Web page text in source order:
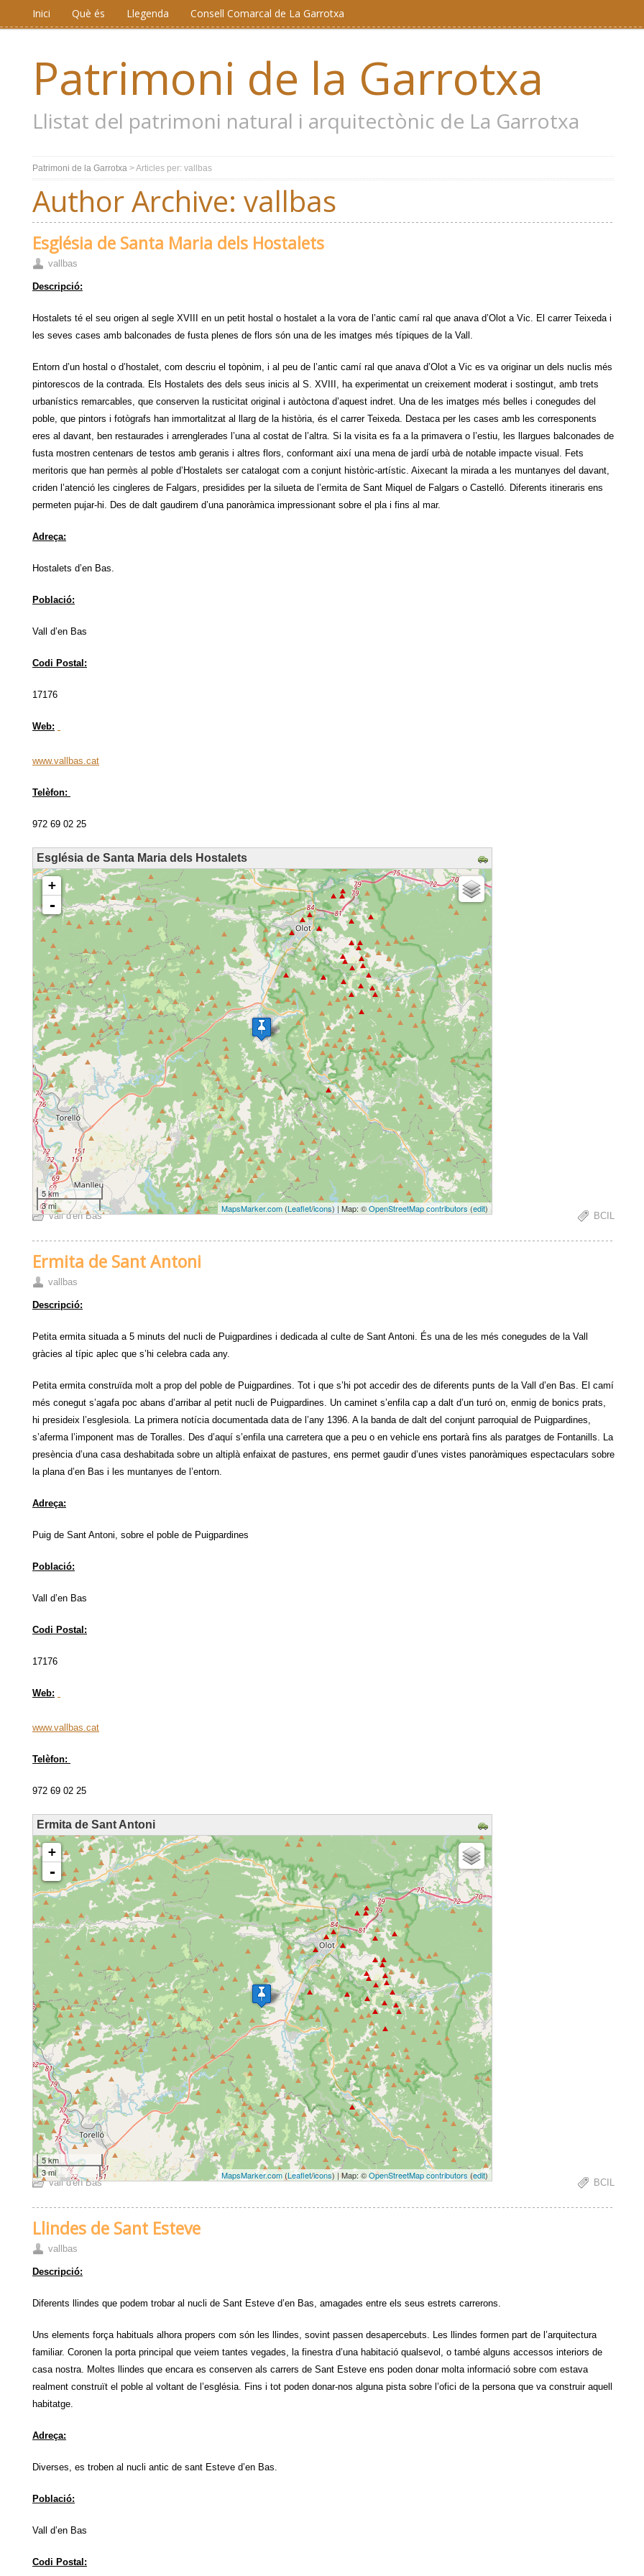
Inici Què és Llegenda Consell Comarcal de La Garrotxa
Patrimoni de la Garrotxa
Llistat del patrimoni natural i arquitectònic de La Garrotxa
Patrimoni de la Garrotxa > Articles per: vallbas
Author Archive: vallbas
Església de Santa Maria dels Hostalets
vallbas
Descripció:
Hostalets té el seu origen al segle XVIII en un petit hostal o hostalet a la vora de l’antic camí ral que anava d’Olot a Vic. El carrer Teixeda i
les seves cases amb balconades de fusta plenes de flors són una de les imatges més típiques de la Vall.
Entorn d’un hostal o d’hostalet, com descriu el topònim, i al peu de l’antic camí ral que anava d’Olot a Vic es va originar un dels nuclis més
pintorescos de la contrada. Els Hostalets des dels seus inicis al S. XVIII, ha experimentat un creixement moderat i sostingut, amb trets
urbanístics remarcables, que conserven la rusticitat original i autòctona d’aquest indret. Una de les imatges més belles i conegudes del
poble, que pintors i fotògrafs han immortalitzat al llarg de la història, és el carrer Teixeda. Destaca per les cases amb les corresponents
eres al davant, ben restaurades i arrenglerades l’una al costat de l’altra. Si la visita es fa a la primavera o l’estiu, les llargues balconades de
fusta mostren centenars de testos amb geranis i altres flors, conformant així una mena de jardí urbà de notable impacte visual. Fets
meritoris que han permès al poble d’Hostalets ser catalogat com a conjunt històric-artístic. Aixecant la mirada a les muntanyes del davant,
criden l’atenció les cingleres de Falgars, presidides per la silueta de l’ermita de Sant Miquel de Falgars o Castelló. Diferents itineraris ens
permeten pujar-hi. Des de dalt gaudirem d’una panoràmica impressionant sobre el pla i fins al mar.
Adreça:
Hostalets d’en Bas.
Població:
Vall d’en Bas
Codi Postal:
17176
Web:
www.vallbas.cat
Telèfon:
972 69 02 25
Església de Santa Maria dels Hostalets
loading map - please wait...
+
-
5 km
3 mi
MapsMarker.com (Leaflet/icons) | Map: ©OpenStreetMap contributors (edit)
Vall d'en Bas BCIL
Ermita de Sant Antoni
vallbas
Descripció:
Petita ermita situada a 5 minuts del nucli de Puigpardines i dedicada al culte de Sant Antoni. És una de les més conegudes de la Vall
gràcies al típic aplec que s’hi celebra cada any.
Petita ermita construïda molt a prop del poble de Puigpardines. Tot i que s’hi pot accedir des de diferents punts de la Vall d’en Bas. El camí
més conegut s’agafa poc abans d’arribar al petit nucli de Puigpardines. Un caminet s’enfila cap a dalt d’un turó on, enmig de bonics prats,
hi presideix l’esglesiola. La primera notícia documentada data de l’any 1396. A la banda de dalt del conjunt parroquial de Puigpardines,
s’aferma l’imponent mas de Toralles. Des d’aquí s’enfila una carretera que a peu o en vehicle ens portarà fins als paratges de Fontanills. La
presència d’una casa deshabitada sobre un altiplà enfaixat de pastures, ens permet gaudir d’unes vistes panoràmiques espectaculars sobre
la plana d’en Bas i les muntanyes de l’entorn.
Adreça:
Puig de Sant Antoni, sobre el poble de Puigpardines
Població:
Vall d’en Bas
Codi Postal:
17176
Web:
www.vallbas.cat
Telèfon:
972 69 02 25
Ermita de Sant Antoni
loading map - please wait...
+
-
5 km
3 mi
MapsMarker.com(Leaflet/icons) | Map: ©OpenStreetMap contributors (edit)
Vall d'en Bas BCIL
Llindes de Sant Esteve
vallbas
Descripció:
Diferents llindes que podem trobar al nucli de Sant Esteve d’en Bas, amagades entre els seus estrets carrerons.
Uns elements força habituals alhora propers com són les llindes, sovint passen desapercebuts. Les llindes formen part de l’arquitectura
familiar. Coronen la porta principal que veiem tantes vegades, la finestra d’una habitació qualsevol, o també alguns accessos interiors de
casa nostra. Moltes llindes que encara es conserven als carrers de Sant Esteve ens poden donar molta informació sobre com estava
realment construït el poble al voltant de l’església. Fins i tot poden donar-nos alguna pista sobre l’ofici de la persona que va construir aquell
habitatge.
Adreça:
Diverses, es troben al nucli antic de sant Esteve d’en Bas.
Població:
Vall d’en Bas
Codi Postal: